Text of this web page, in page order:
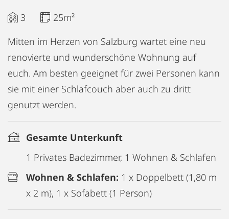
3
25m²
Mitten im Herzen von Salzburg wartet eine neu
renovierte und wunderschöne Wohnung auf
euch. Am besten geeignet für zwei Personen kann
sie mit einer Schlafcouch aber auch zu dritt
genutzt werden.
Gesamte Unterkunft
1 Privates Badezimmer, 1 Wohnen & Schlafen
Wohnen & Schlafen: 1 x Doppelbett (1,80 m
x 2 m), 1 x Sofabett (1 Person)